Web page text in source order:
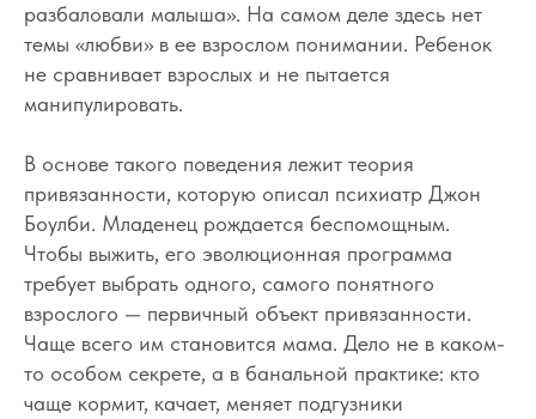
разбаловали малыша». На самом деле здесь нет
темы «любви» в ее взрослом понимании. Ребенок
не сравнивает взрослых и не пытается
манипулировать.
В основе такого поведения лежит теория
привязанности, которую описал психиатр Джон
Боулби. Младенец рождается беспомощным.
Чтобы выжить, его эволюционная программа
требует выбрать одного, самого понятного
взрослого — первичный объект привязанности.
Чаще всего им становится мама. Дело не в каком-
то особом секрете, а в банальной практике: кто
чаще кормит, качает, меняет подгузники